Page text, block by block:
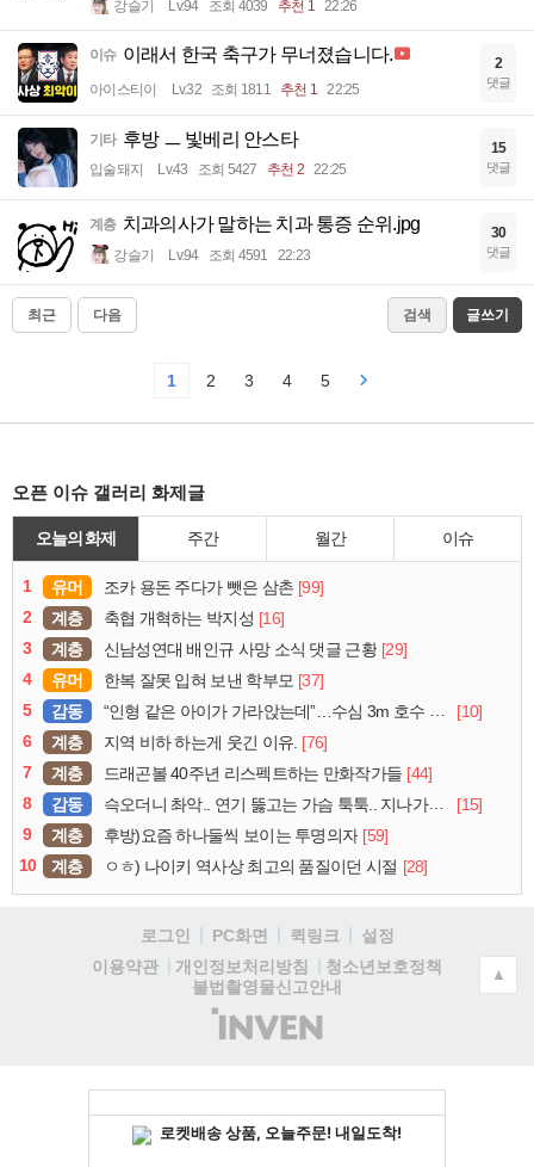
강슬기 Lv.94 조회 4039 추천 1 22:26
이슈 이래서 한국 축구가 무너졌습니다.
아이스티이 Lv.32 조회 1811 추천 1 22:25
2
댓글
기타 후방 ㅡ 빛베리 안스타
입술돼지 Lv.43 조회 5427 추천 2 22:25
15
댓글
계층 치과의사가 말하는 치과 통증 순위.jpg
강슬기 Lv.94 조회 4591 22:23
30
댓글
최근 다음 검색 글쓰기
1 2 3 4 5
오픈 이슈 갤러리 화제글
오늘의 화제 주간 월간 이슈
1 유머 조카 용돈 주다가 뺏은 삼촌 [99]
2
계층 축협 개혁하는 박지성 [16]
3
계층 신남성연대 배인규 사망 소식 댓글 근황 [29]
4
유머 한복 잘못 입혀 보낸 학부모 [37]
5
감동 “인형 같은 아이가 가라앉는데”…수심 3m 호수 뛰어든 60대 의인
[10]
6
계층 지역 비하 하는게 웃긴 이유. [76]
7
계층 드래곤볼 40주년 리스펙트하는 만화작가들 [44]
8
감동 슥오더니 촤악.. 연기 뚫고는 가슴 툭툭.. 지나가던 아재의 정체
[15]
9
계층 후방)요즘 하나둘씩 보이는 투명의자 [59]
10
계층 ㅇㅎ) 나이키 역사상 최고의 품질이던 시절 [28]
로그인 PC화면 퀵링크
설정
이용약관
개인정보처리방침
청소년보호정책
불법촬영물신고안내
(주)
인
▲